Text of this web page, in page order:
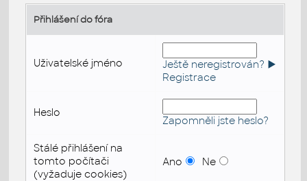
Přihlášení do fóra
Uživatelské jméno
Ještě neregistrován? ►
Registrace
Heslo
Zapomněli jste heslo?
Stálé přihlášení na
tomto počítači
(vyžaduje cookies)
Ano Ne